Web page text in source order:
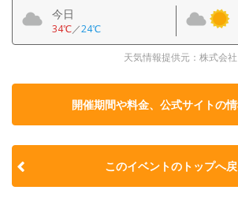
今日
34℃／24℃
天気情報提供元：株式会
開催期間や料金、公式サイトの
このイベントのトップへ